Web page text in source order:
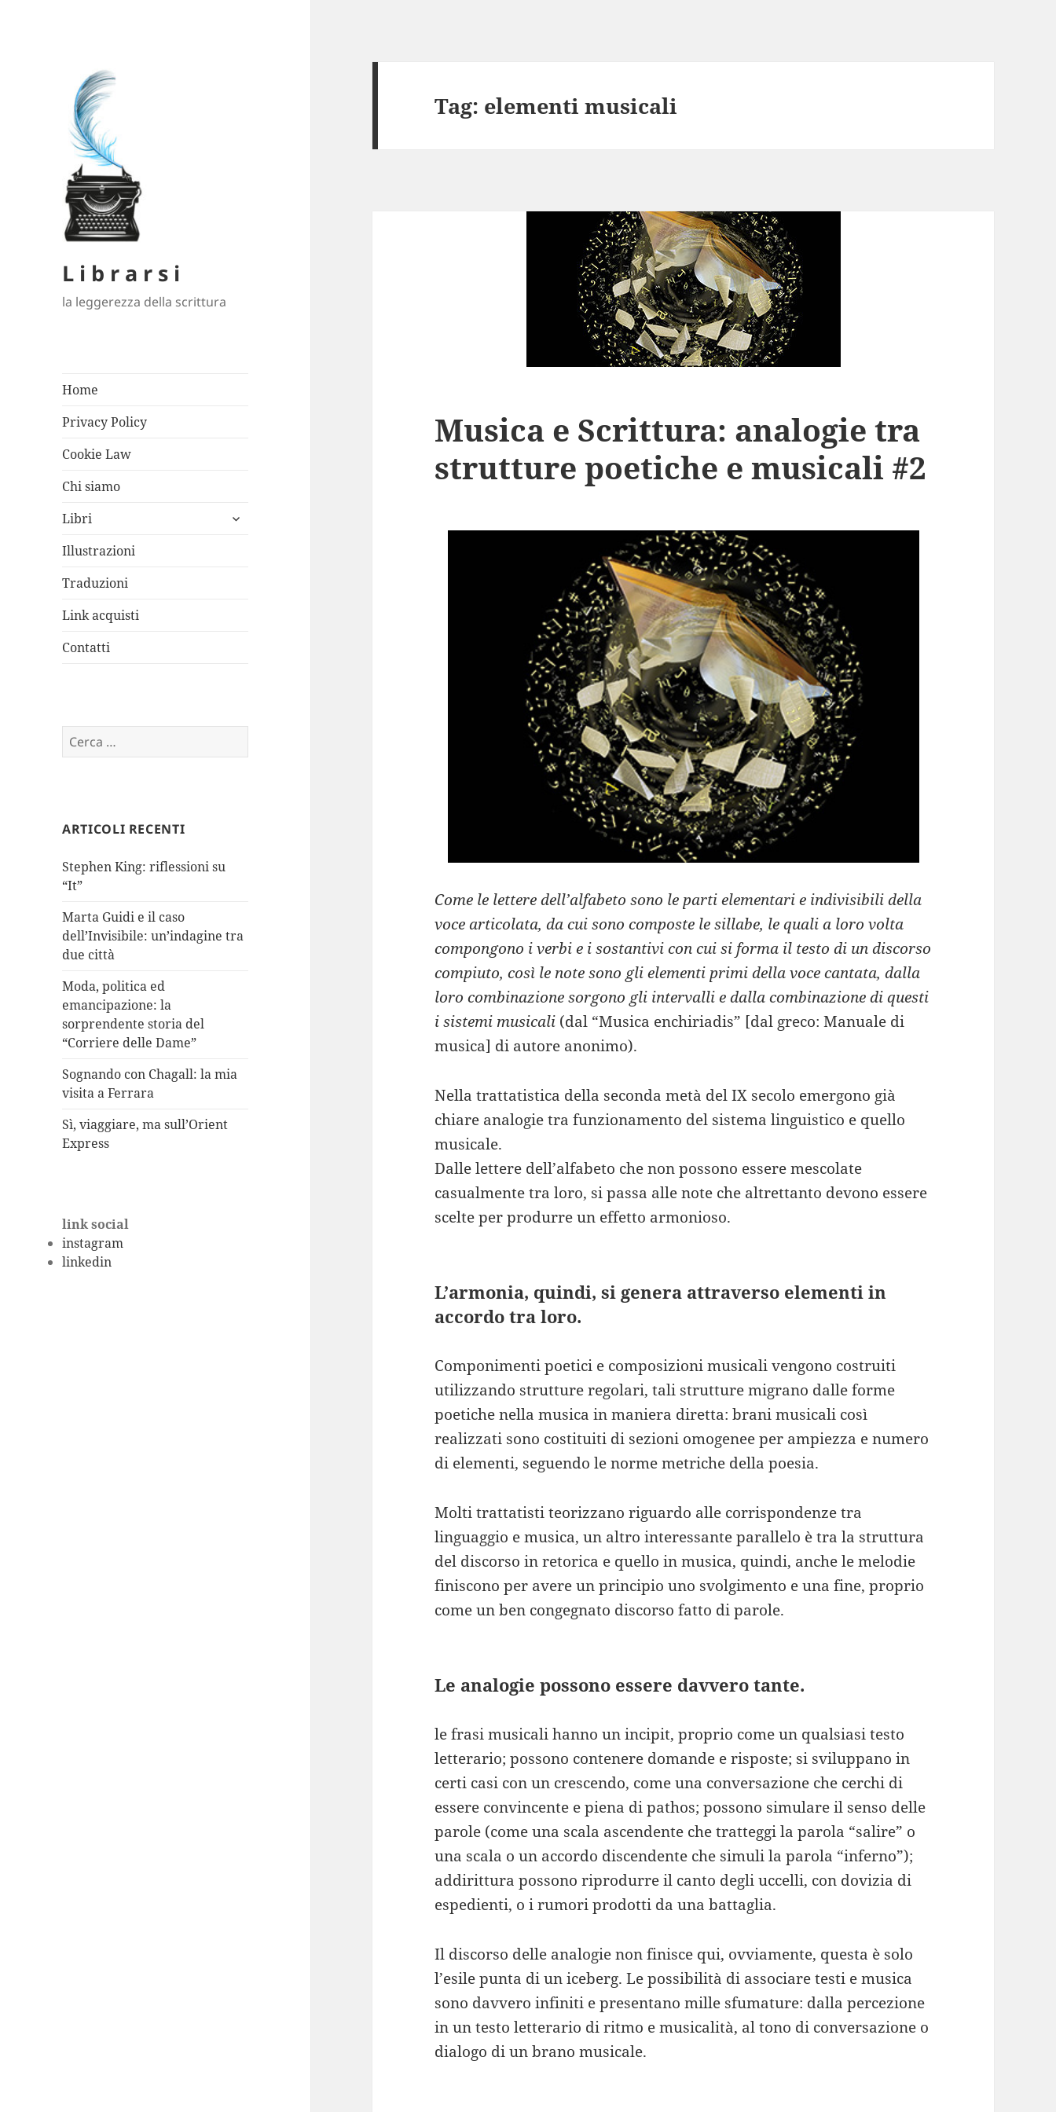
L i b r a r s i
la leggerezza della scrittura
Home
Privacy Policy
Cookie Law
Chi siamo
Libri
apri
Illustrazioni
Traduzioni
Link acquisti
Contatti
Ricerca
per:
ARTICOLI RECENTI
Stephen King: riflessioni su
“It”
Marta Guidi e il caso
dell’Invisibile: un’indagine tra
due città
Moda, politica ed
emancipazione: la
sorprendente storia del
“Corriere delle Dame”
Sognando con Chagall: la mia
visita a Ferrara
Sì, viaggiare, ma sull’Orient
Express
link social
instagram
linkedin
Tag: elementi musicali
Musica e Scrittura: analogie tra
strutture poetiche e musicali #2
Come le lettere dell’alfabeto sono le parti elementari e indivisibili della
voce articolata, da cui sono composte le sillabe, le quali a loro volta
compongono i verbi e i sostantivi con cui si forma il testo di un discorso
compiuto, così le note sono gli elementi primi della voce cantata, dalla
loro combinazione sorgono gli intervalli e dalla combinazione di questi
i sistemi musicali (dal “Musica enchiriadis” [dal greco: Manuale di
musica] di autore anonimo).
Nella trattatistica della seconda metà del IX secolo emergono già
chiare analogie tra funzionamento del sistema linguistico e quello
musicale.
Dalle lettere dell’alfabeto che non possono essere mescolate
casualmente tra loro, si passa alle note che altrettanto devono essere
scelte per produrre un effetto armonioso.
L’armonia, quindi, si genera attraverso elementi in
accordo tra loro.
Componimenti poetici e composizioni musicali vengono costruiti
utilizzando strutture regolari, tali strutture migrano dalle forme
poetiche nella musica in maniera diretta: brani musicali così
realizzati sono costituiti di sezioni omogenee per ampiezza e numero
di elementi, seguendo le norme metriche della poesia.
Molti trattatisti teorizzano riguardo alle corrispondenze tra
linguaggio e musica, un altro interessante parallelo è tra la struttura
del discorso in retorica e quello in musica, quindi, anche le melodie
finiscono per avere un principio uno svolgimento e una fine, proprio
come un ben congegnato discorso fatto di parole.
Le analogie possono essere davvero tante.
le frasi musicali hanno un incipit, proprio come un qualsiasi testo
letterario; possono contenere domande e risposte; si sviluppano in
certi casi con un crescendo, come una conversazione che cerchi di
essere convincente e piena di pathos; possono simulare il senso delle
parole (come una scala ascendente che tratteggi la parola “salire” o
una scala o un accordo discendente che simuli la parola “inferno”);
addirittura possono riprodurre il canto degli uccelli, con dovizia di
espedienti, o i rumori prodotti da una battaglia.
Il discorso delle analogie non finisce qui, ovviamente, questa è solo
l’esile punta di un iceberg. Le possibilità di associare testi e musica
sono davvero infiniti e presentano mille sfumature: dalla percezione
in un testo letterario di ritmo e musicalità, al tono di conversazione o
dialogo di un brano musicale.